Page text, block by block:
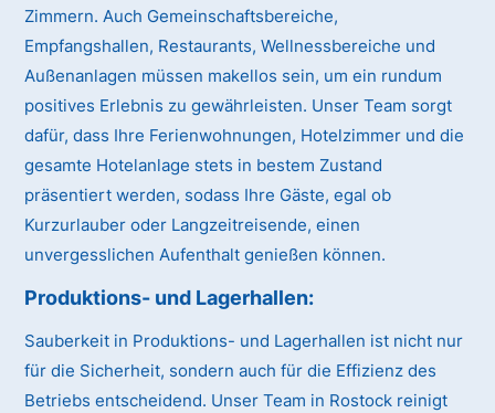
Zimmern. Auch Gemeinschaftsbereiche,
Empfangshallen, Restaurants, Wellnessbereiche und
Außenanlagen müssen makellos sein, um ein rundum
positives Erlebnis zu gewährleisten. Unser Team sorgt
dafür, dass Ihre Ferienwohnungen, Hotelzimmer und die
gesamte Hotelanlage stets in bestem Zustand
präsentiert werden, sodass Ihre Gäste, egal ob
Kurzurlauber oder Langzeitreisende, einen
unvergesslichen Aufenthalt genießen können.
Produktions- und Lagerhallen:
Sauberkeit in Produktions- und Lagerhallen ist nicht nur
für die Sicherheit, sondern auch für die Effizienz des
Betriebs entscheidend. Unser Team in Rostock reinigt